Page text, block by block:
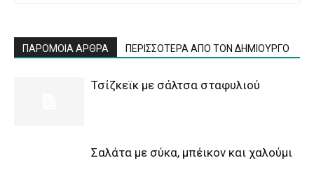
ΠΑΡΟΜΟΙΑ ΑΡΘΡΑ ΠΕΡΙΣΣΟΤΕΡΑ ΑΠΟ ΤΟΝ ΔΗΜΙΟΥΡΓΟ
Τσίζκεϊκ με σάλτσα σταφυλιού
Σαλάτα με σύκα, μπέικον και χαλούμι